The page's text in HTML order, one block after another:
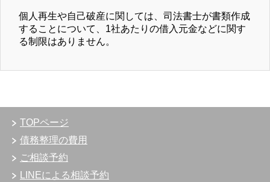
個人再生や自己破産に関しては、司法書士が書類作成
することについて、1社あたりの借入元金などに関す
る制限はありません。
TOPページ
債務整理の費用
ご相談予約
LINEによる相談予約